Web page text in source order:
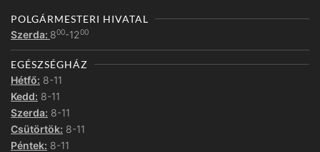
POLGÁRMESTERI HIVATAL
Szerda: 800-1200
EGÉSZSÉGHÁZ
Hétfő: 8-11
Kedd: 8-11
Szerda: 8-11
Csütörtök: 8-11
Péntek: 8-11